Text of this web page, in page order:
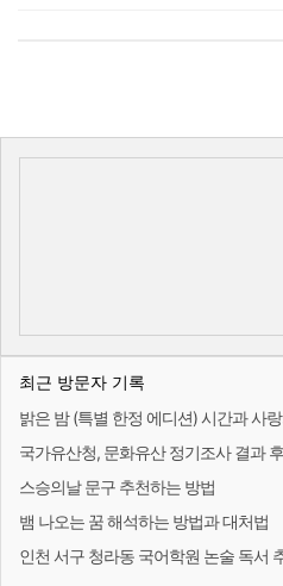
최근 방문자 기록
밝은 밤 (특별 한정 에디션) 시간과 사
국가유산청, 문화유산 정기조사 결과
스승의날 문구 추천하는 방법
뱀 나오는 꿈 해석하는 방법과 대처법
인천 서구 청라동 국어학원 논술 독서